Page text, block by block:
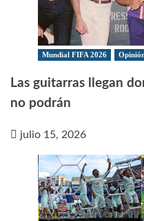
Mundial FIFA 2026
Las guitarras llegan
no podrán
julio 15, 2026